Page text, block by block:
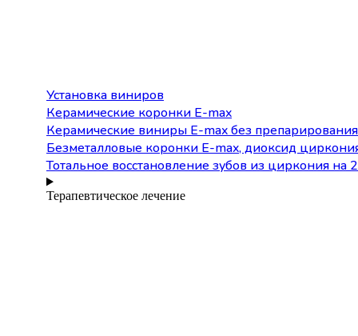
Установка виниров
Керамические коронки E-max
Керамические виниры E-max без препарирования
Безметалловые коронки Е-max, диоксид
Тотальное восстановление зубов из циркония на
Терапевтическое лечение